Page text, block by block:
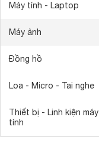
Máy tính - Laptop
Máy ảnh
Đồng hồ
Loa - Micro - Tai nghe
Thiết bị - Linh kiện máy
tính